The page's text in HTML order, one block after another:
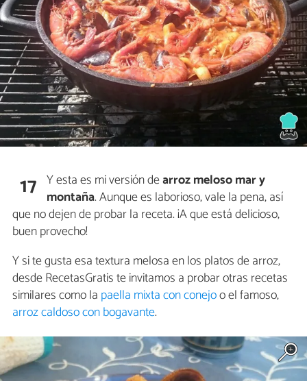
17 Y esta es mi versión dearroz meloso mar y
montaña. Aunque es laborioso, vale la pena, así
que no dejen de probar la receta. ¡A que está delicioso,
buen provecho!
Y si te gusta esa textura melosa en los platos de arroz,
desde RecetasGratis te invitamos a probar otras recetas
similares como la paella mixta con conejoo el famoso,
arroz caldoso con bogavante.